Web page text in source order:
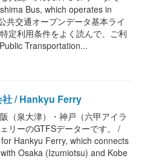
Bus, which operates in
共交通オープンデータ基本ライ
定利用条件をよく読んで、ご利
Transportation...
社 / Hankyu Ferry
（泉大津）・神戸（六甲アイラ
リーのGTFSデーターです。 /
Hankyu Ferry, which connects
Osaka (Izumiotsu) and Kobe